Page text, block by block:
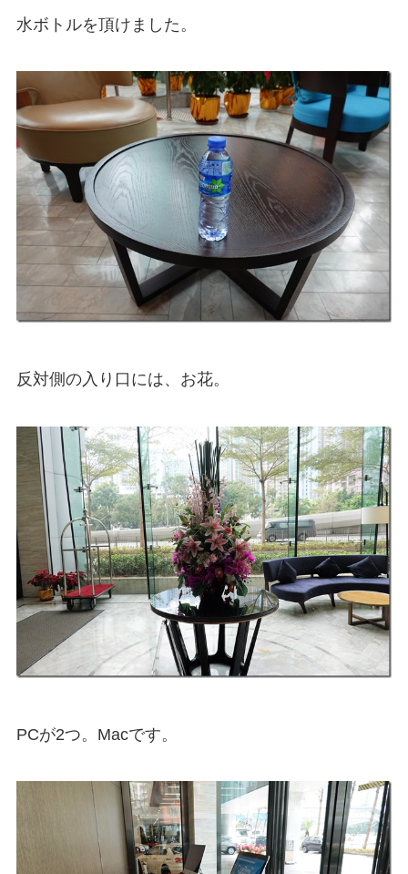
水ボトルを頂けました。
反対側の入り口には、お花。
PCが2つ。Macです。